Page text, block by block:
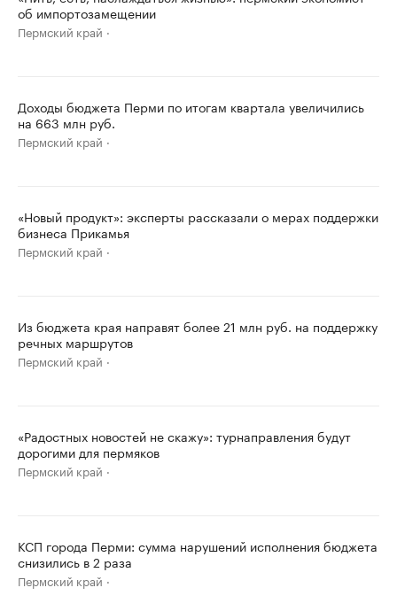
об импортозамещении
Пермский край
Доходы бюджета Перми по итогам квартала увеличились
на 663 млн руб.
Пермский край
«Новый продукт»: эксперты рассказали о мерах поддержки
бизнеса Прикамья
Пермский край
Из бюджета края направят более 21 млн руб. на поддержку
речных маршрутов
Пермский край
«Радостных новостей не скажу»: турнаправления будут
дорогими для пермяков
Пермский край
КСП города Перми: сумма нарушений исполнения бюджета
снизились в 2 раза
Пермский край